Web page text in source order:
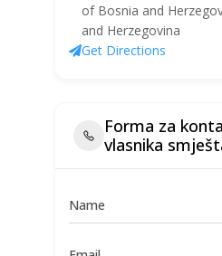
of Bosnia and
and Herzegovina
Get Directions
Forma za
vlasnika